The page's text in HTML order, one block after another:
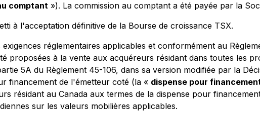
comptant »). La commission au comptant a été payée par la
à l'acceptation définitive de la Bourse de croissance TSX.
réglementaires applicables et conformément au
proposées à la vente aux acquéreurs résidant dans toutes les
5A du Règlement 45-106, dans sa version modifiée par la
financement de l'émetteur coté (la « dispense pour
résidant au Canada aux termes de la dispense pour
sur les valeurs mobilières applicables.